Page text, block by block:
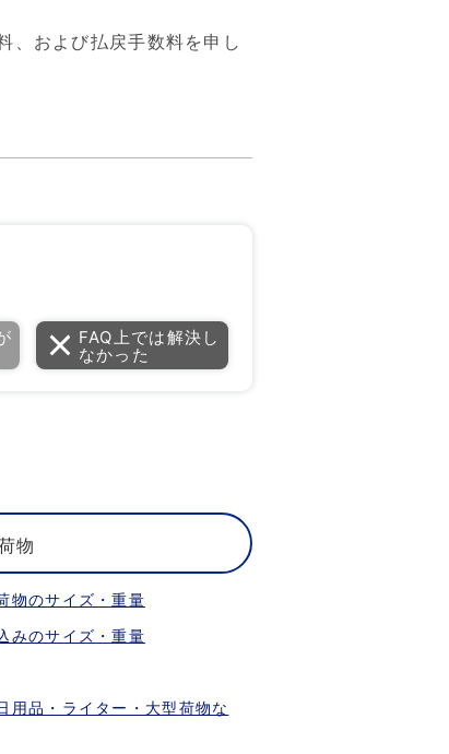
、および払戻手数料を申し
FAQ上では解決し
なかった
物
物のサイズ・重量
みのサイズ・重量
用品・ライター・大型荷物な